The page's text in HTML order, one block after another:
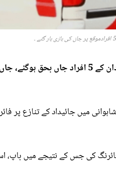
کوئٹہ میں جائیداد کے تنازع پر فائرنگ کے نتیجے میں ایک ہی خاندان کے 5
میں جائیداد کے تنازع پر
کی جس کے نتیجے میں باپ،